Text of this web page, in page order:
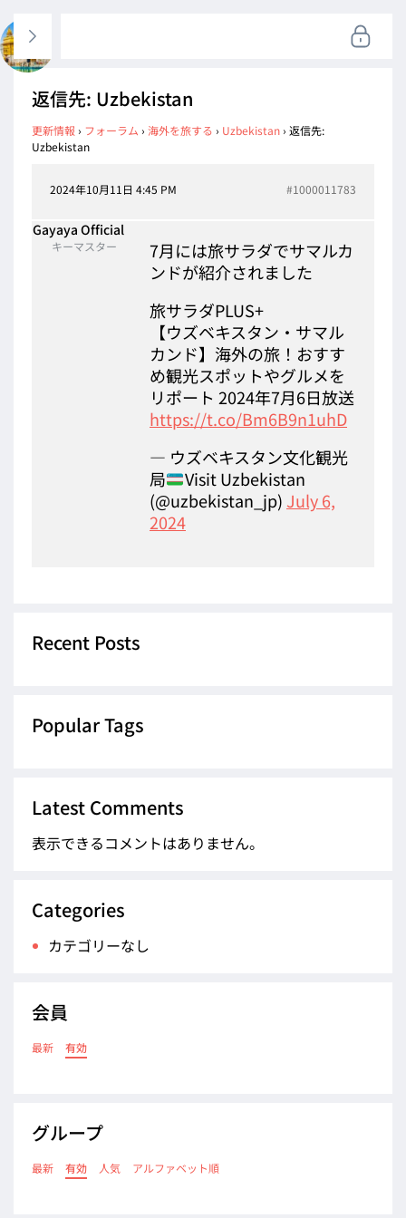
Recent Posts
Popular Tags
Latest Comments
表示できるコメントはありません。
Categories
カテゴリーなし
会員
最新 有効
グループ
最新 有効 人気 アルファベット順
返信先: Uzbekistan
更新情報 › フォーラム › 海外を旅する › Uzbekistan › 返信先:
Uzbekistan
2024年10月11日 4:45 PM #1000011783
Gayaya Official
キーマスター
7月には旅サラダでサマルカ
ンドが紹介されました
旅サラダPLUS+
【ウズベキスタン・サマル
カンド】海外の旅！おすす
め観光スポットやグルメを
リポート 2024年7月6日放送
https://t.co/Bm6B9n1uhD
— ウズベキスタン文化観光
局
Visit Uzbekistan
(@uzbekistan_jp) July 6,
2024